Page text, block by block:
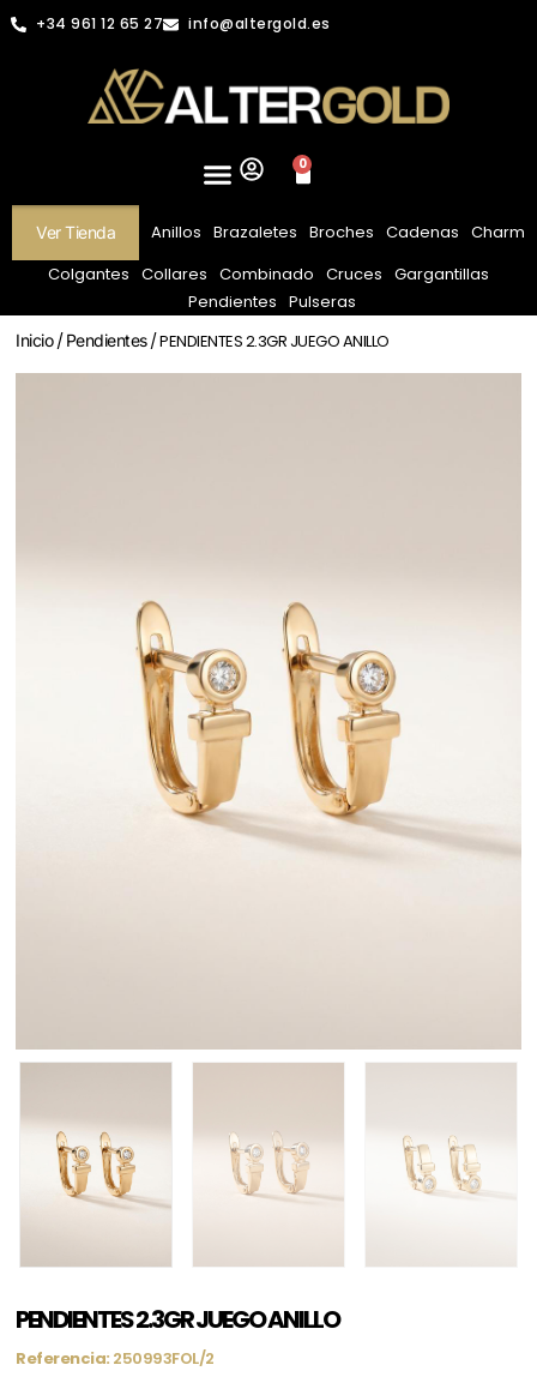
+34 961 12 65 27 info@altergold.es
0
Ver Tienda Anillos Brazaletes Broches Cadenas Charm
Colgantes Collares Combinado Cruces Gargantillas
Pendientes Pulseras
Inicio/Pendientes/ PENDIENTES 2.3GR JUEGO ANILLO
PENDIENTES 2.3GR JUEGO ANILLO
Referencia: 250993FOL/2